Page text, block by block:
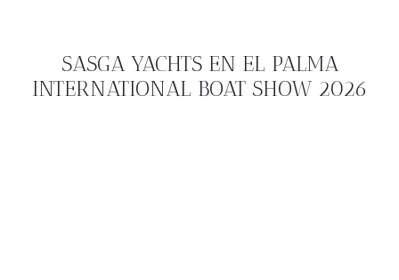
SASGA YACHTS EN EL PALMA
INTERNATIONAL BOAT SHOW 2026